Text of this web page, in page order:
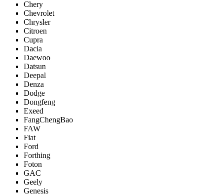
Chery
Chevrolet
Chrysler
Citroen
Cupra
Dacia
Daewoo
Datsun
Deepal
Denza
Dodge
Dongfeng
Exeed
FangChengBao
FAW
Fiat
Ford
Forthing
Foton
GAC
Geely
Genesis